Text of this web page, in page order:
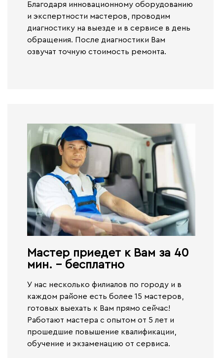
Благодаря инновационному оборудованию
и экспертности мастеров, проводим
диагностику на выезде и в сервисе в день
обращения. После диагностики Вам
озвучат точную стоимость ремонта.
Мастер приедет к Вам за 40
мин. - бесплатно​
У нас несколько филиалов по городу и в
каждом районе есть более 15 мастеров,
готовых выехать к Вам прямо сейчас!
Работают мастера с опытом от 5 лет и
прошедшие повышение квалификации,
обучение и экзаменацию от сервиса.